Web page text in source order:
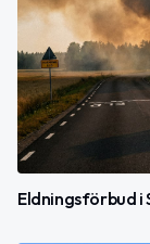
Eldningsförbud i